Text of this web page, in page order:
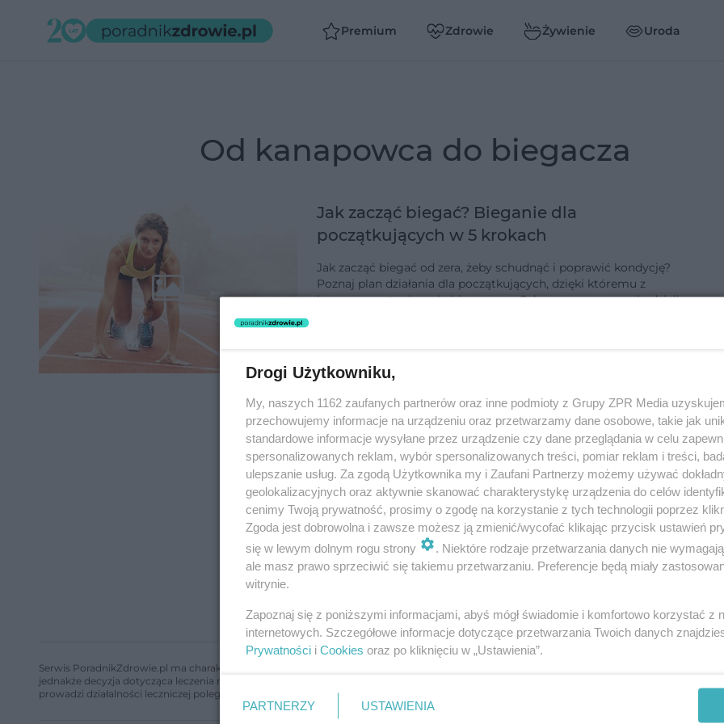
Premium Zdrowie Żywienie Uroda
od kanapowca do biegacza
Jak zacząć biegać? Bieganie dla
początkujących w 5 krokach
Jak zacząć biegać od zera, żeby schudnąć i poprawić kondycję?
Poznaj plan działania dla początkujących, dzięki któremu z
kanapowca staniesz się biegaczem. Od wymarzonego celu dzieli
Serwis PoradnikZdrowie.pl ma charakter edukacyjny, nie stanowi i nie zastępuje porady lekarskiej. Redakcja serwisu dokłada wszelkich
jednakże decyzja dotycząca leczenia należy do lekarza. Redakcja i wydawca serwisu nie ponoszą odpowiedzialności wynikającej z
prowadzi działalności leczniczej polegającej na udzielaniu świadczeń zdrowotnych w rozumieniu art. 3 ust 1 ustawy o działalności leczniczej.
Drogi Użytkowniku,
My, naszych 1162 zaufanych partnerów oraz inne podmioty z Grupy ZPR Media
przechowujemy informacje na urządzeniu oraz przetwarzamy dane osobowe, takie jak
standardowe informacje wysyłane przez urządzenie czy dane przeglądania w celu
spersonalizowanych reklam, wybór spersonalizowanych treści, pomiar reklam i treści,
ulepszanie usług. Za zgodą Użytkownika my i Zaufani Partnerzy możemy używać
geolokalizacyjnych oraz aktywnie skanować charakterystykę urządzenia do celów
cenimy Twoją prywatność, prosimy o zgodę na korzystanie z tych technologii poprzez
Zgoda jest dobrowolna i zawsze możesz ją zmienić/wycofać klikając przycisk ustawień
się w lewym dolnym rogu strony
. Niektóre rodzaje przetwarzania danych nie
ale masz prawo sprzeciwić się takiemu przetwarzaniu. Preferencje będą miały
witrynie.
Zapoznaj się z poniższymi informacjami, abyś mógł świadomie i komfortowo korzystać z
internetowych. Szczegółowe informacje dotyczące przetwarzania Twoich danych
Prywatności i Cookies oraz po kliknięciu w „Ustawienia”.
PARTNERZY USTAWIENIA